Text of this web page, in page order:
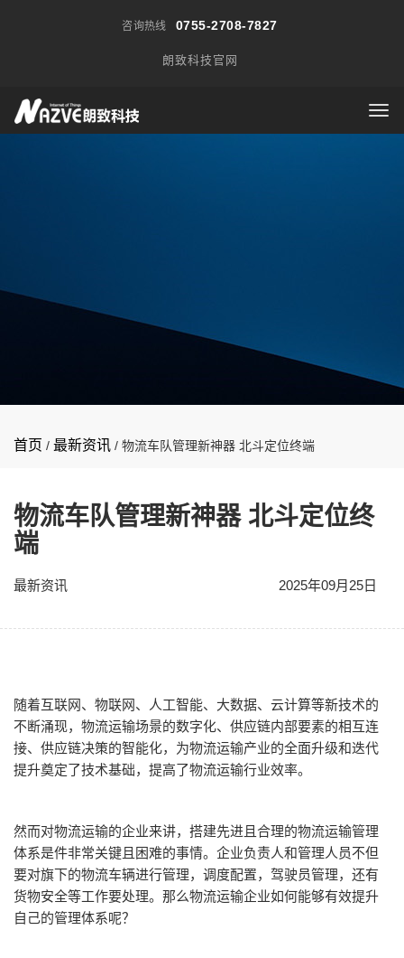
咨询热线 0755-2708-7827
朗致科技官网
首页 / 最新资讯 / 物流车队管理新神器 北斗定位终端
物流车队管理新神器 北斗定位终
端
最新资讯 2025年09月25日
随着互联网、物联网、人工智能、大数据、云计算等新技术的
不断涌现，物流运输场景的数字化、供应链内部要素的相互连
接、供应链决策的智能化，为物流运输产业的全面升级和迭代
提升奠定了技术基础，提高了物流运输行业效率。
然而对物流运输的企业来讲，搭建先进且合理的物流运输管理
体系是件非常关键且困难的事情。企业负责人和管理人员不但
要对旗下的物流车辆进行管理，调度配置，驾驶员管理，还有
货物安全等工作要处理。那么物流运输企业如何能够有效提升
自己的管理体系呢？